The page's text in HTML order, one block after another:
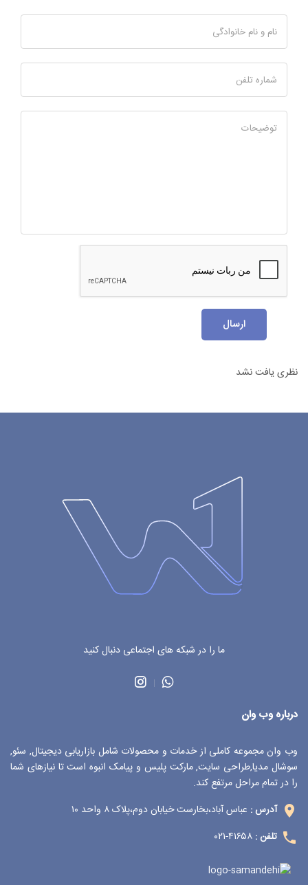
نام و نام خانوادگی
شماره تلفن
توضیحات
ارسال
نظری یافت نشد
درباره وب وان
وب وان مجموعه کاملی از خدمات و محصولات شامل بازاریابی دیجیتال, سئو,
سوشال مدیا,طراحی سایت, مارکت پلیس و پیامک انبوه است تا نیازهای شما
را در تمام مراحل مرتفع کند.
آدرس : عباس آباد،بخارست خیابان دوم،پلاک ۸ واحد ۱۰
تلفن : ۴۱۶۵۸-۰۲۱
ما را در شبکه های اجتماعی دنبال کنید